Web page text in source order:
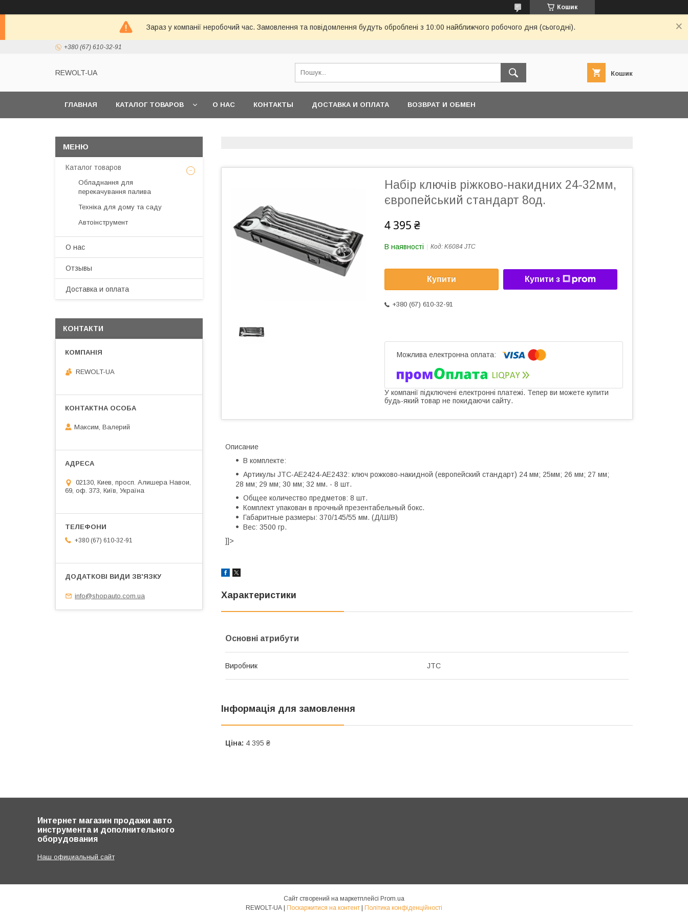
Кошик
Зараз у компанії неробочий час. Замовлення та повідомлення будуть оброблені з 10:00 найближчого робочого дня (сьогодні).
+380 (67) 610-32-91
REWOLT-UA Кошик
ГЛАВНАЯ КАТАЛОГ ТОВАРОВ О НАС КОНТАКТЫ ДОСТАВКА И ОПЛАТА ВОЗВРАТ И ОБМЕН
Набір ключів ріжково-накидних 24-32мм,
європейський стандарт 8од.
4 395 ₴
В наявності Код: K6084 JTC
Купити Купити з
+380 (67) 610-32-91
У компанії підключені електронні платежі. Тепер ви можете купити
будь-який товар не покидаючи сайту.
Описание
В комплекте:
Артикулы JTC-АЕ2424-АЕ2432: ключ рожково-накидной (европейский стандарт) 24 мм; 25мм; 26 мм; 27 мм;
28 мм; 29 мм; 30 мм; 32 мм. - 8 шт.
Общее количество предметов: 8 шт.
Комплект упакован в прочный презентабельный бокс.
Габаритные размеры: 370/145/55 мм. (Д/Ш/В)
Вес: 3500 гр.
]]>
Характеристики
Основні атрибути
Виробник JTC
Інформація для замовлення
Ціна: 4 395 ₴
Каталог товаров
Обладнання для
перекачування палива
Техніка для дому та саду
Автоінструмент
О нас
Отзывы
Доставка и оплата
КОНТАКТИ
REWOLT-UA
Максим, Валерий
02130, Киев, просп. Алишера Навои,
69, оф. 373, Київ, Україна
+380 (67) 610-32-91
info@shopauto.com.ua
Интернет магазин продажи авто
инструмента и дополнительного
оборудования
Наш официальный сайт
Сайт створений на маркетплейсі Prom.ua
Поскаржитися на контент Політика конфіденційності